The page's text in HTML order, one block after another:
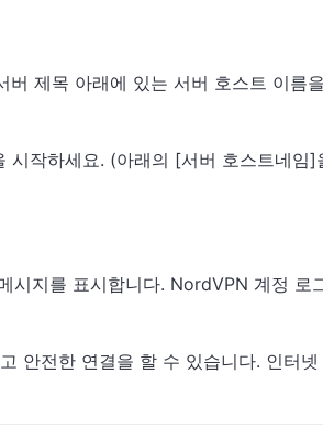
버 제목 아래에 있는 서버 호스트 이름
시작하세요. (아래의 [서버 호스트네임]
시지를 표시합니다. NordVPN 계정 로
안전한 연결을 할 수 있습니다. 인터